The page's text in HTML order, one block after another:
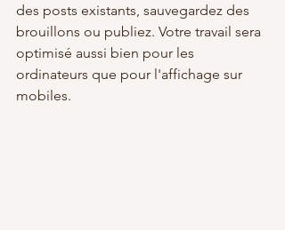
des posts existants, sauvegardez des
brouillons ou publiez. Votre travail sera
optimisé aussi bien pour les
ordinateurs que pour l'affichage sur
mobiles.